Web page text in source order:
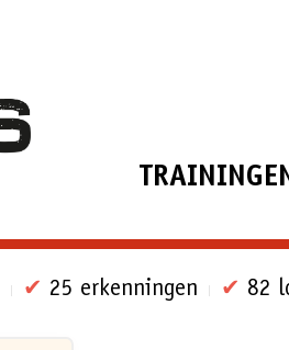
✔ 25 erkenningen ✔ 82